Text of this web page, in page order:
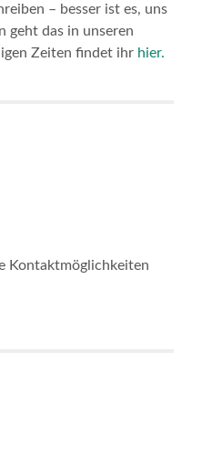
– besser ist es, uns
geht das in unseren
Zeiten findet ihr hier.
Kontaktmöglichkeiten